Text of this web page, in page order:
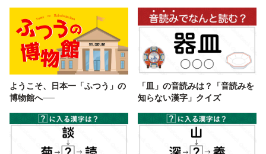
ようこそ、日本一「ふつう」の
博物館へ──
「皿」の音読みは？「音読みを
知らない漢字」クイズ